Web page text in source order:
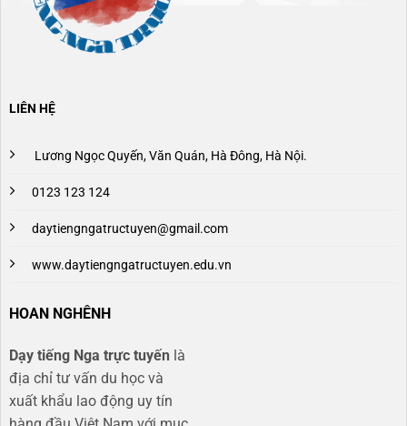
LIÊN HỆ
Lương Ngọc Quyến, Văn Quán, Hà Đông, Hà Nội.
0123 123 124
daytiengngatructuyen@gmail.com
www.daytiengngatructuyen.edu.vn
HOAN NGHÊNH
Dạy tiếng Nga trực tuyến là
địa chỉ tư vấn du học và
xuất khẩu lao động uy tín